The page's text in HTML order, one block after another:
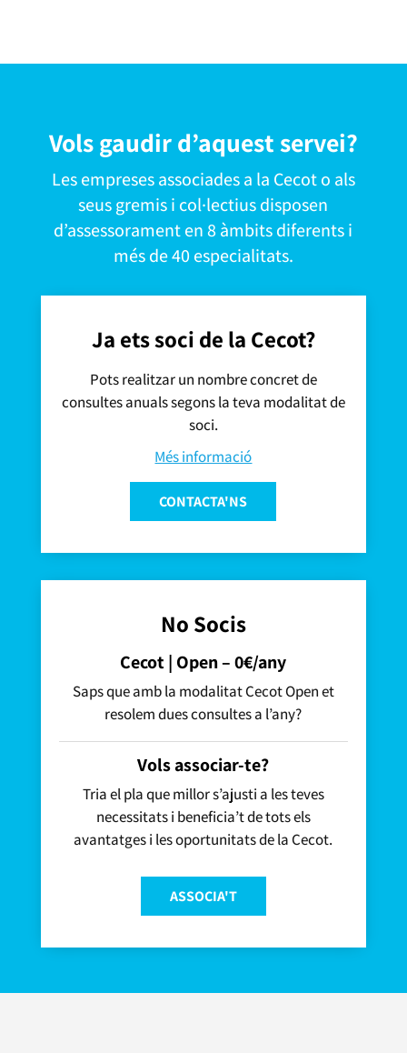
Vols gaudir d’aquest servei?
Les empreses associades a la Cecot o als
seus gremis i col·lectius disposen
d’assessorament en 8 àmbits diferents i
més de 40 especialitats.
Ja ets soci de la Cecot?
Pots realitzar un nombre concret de
consultes anuals segons la teva modalitat de
soci.
Més informació
CONTACTA'NS
No Socis
Cecot | Open – 0€/any
Saps que amb la modalitat Cecot Open et
resolem dues consultes a l’any?
Vols associar-te?
Tria el pla que millor s’ajusti a les teves
necessitats i beneficia’t de tots els
avantatges i les oportunitats de la Cecot.
ASSOCIA'T